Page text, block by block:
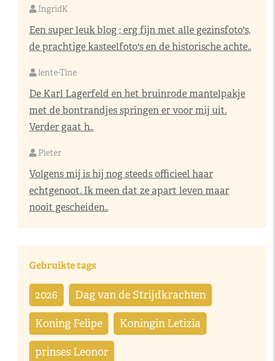
IngridK
Een super leuk blog ; erg fijn met alle gezinsfoto's,
de prachtige kasteelfoto's en de historische achte..
lente-Tine
De Karl Lagerfeld en het bruinrode mantelpakje
met de bontrandjes springen er voor mij uit.
Verder gaat h..
Pieter
Volgens mij is hij nog steeds officieel haar
echtgenoot. Ik meen dat ze apart leven maar
nooit gescheiden..
Gebruikte tags
2026 Dag van de Strijdkrachten
Koning Felipe Koningin Letizia
prinses Leonor